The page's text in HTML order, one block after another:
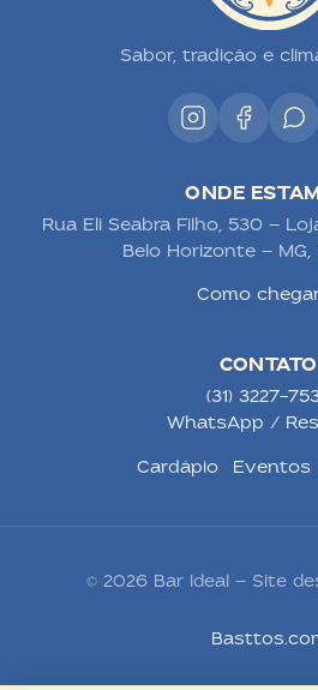
Sabor, tradição e
ONDE
Rua Eli Seabra Filho, 530 —
Belo Horizonte —
Como
CONTATO
(31) 3227-
WhatsApp /
Cardápio· Eventos·
© 2026 Bar Ideal — Site